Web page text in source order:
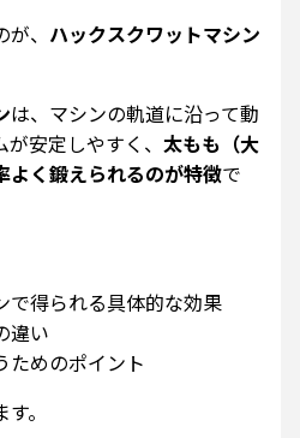
、 ハックスクワットマシン
は、マシンの軌道に沿って動
安定しやすく、 太もも（大
よく鍛えられるのが特徴で
で得られる具体的な効果
違い
ためのポイント
。